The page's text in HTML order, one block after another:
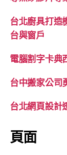
台北廚具打造
台與窗戶
電腦割字卡典
台中搬家公司
台北網頁設計
頁面